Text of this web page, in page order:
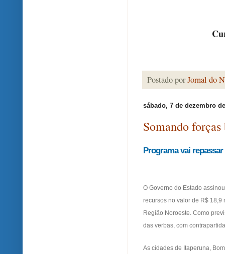
Postado porJornal do
sábado, 7 de dezembro
Somando
Programa vai
O Governo do Estado
recursos no valor de R$ 18,9
Região Noroeste. Como
das verbas, com
As cidades de Itaperuna,